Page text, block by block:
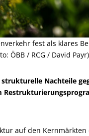
fest als klares
ÖBB / RCG / David Payr)
Nachteile
auf den